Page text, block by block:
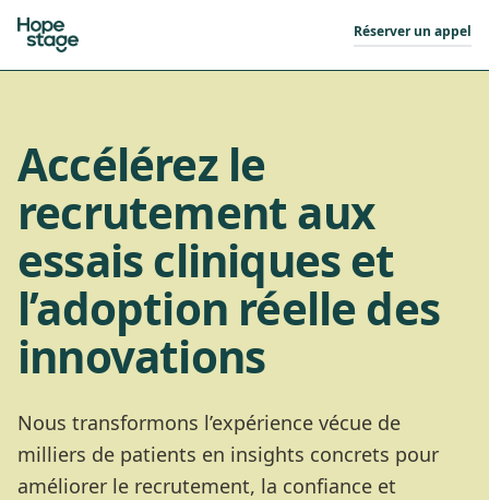
Réserver un appel
Accélérez le
recrutement aux
essais cliniques et
l’adoption réelle des
innovations
Nous transformons l’expérience vécue de
milliers de patients en insights concrets pour
améliorer le recrutement, la confiance et